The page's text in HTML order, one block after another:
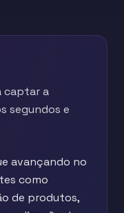
captar a
segundos e
avançando no
como
de produtos,